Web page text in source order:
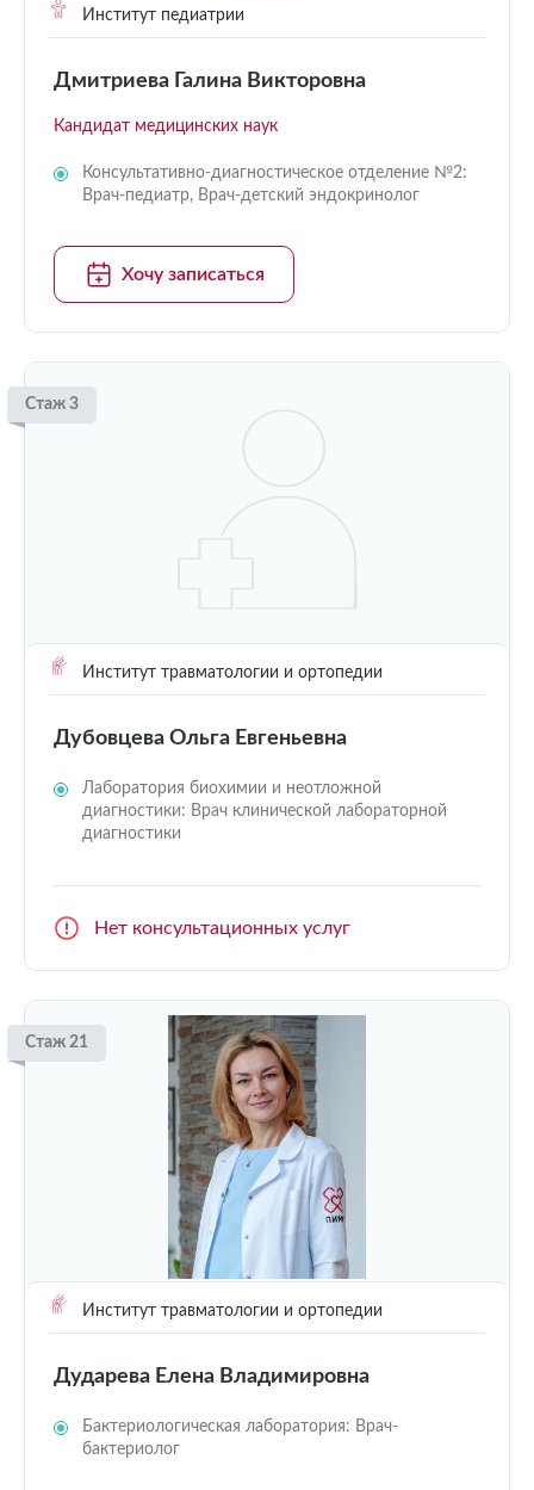
Институт педиатрии
Дмитриева Галина Викторовна
Кандидат медицинских наук
Консультативно-диагностическое отделение №2:
Врач-педиатр, Врач-детский эндокринолог
Хочу записаться
Стаж 3
Институт травматологии и ортопедии
Дубовцева Ольга Евгеньевна
Лаборатория биохимии и неотложной
диагностики: Врач клинической лабораторной
диагностики
Нет консультационных услуг
Стаж 21
Институт травматологии и ортопедии
Дударева Елена Владимировна
Бактериологическая лаборатория: Врач-
бактериолог